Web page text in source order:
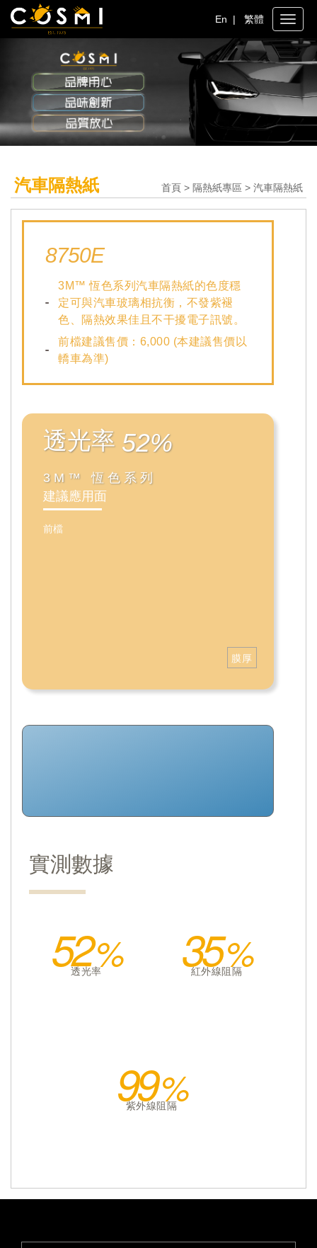
Toggle
En | 繁體
汽車隔熱紙 首頁 > 隔熱紙專區 > 汽車隔熱紙
8750E
3M™ 恆色系列汽車隔熱紙的色度穩
定可與汽車玻璃相抗衡，不發紫褪
色、隔熱效果佳且不干擾電子訊號。
前檔建議售價：6,000 (本建議售價以
轎車為準)
透光率 52%
3M™ 恆色系列
建議應用面
前檔
膜厚
實測數據
52
透光率 35
紅外線阻隔
99
紫外線阻隔